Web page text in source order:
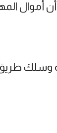
أموال
وسلك